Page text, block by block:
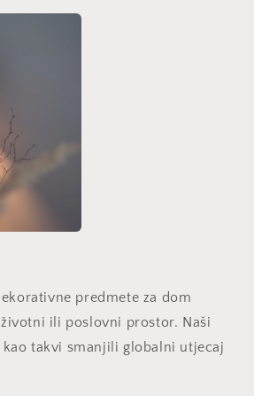
predmete za dom
ili poslovni prostor. Naši
takvi smanjili globalni utjecaj